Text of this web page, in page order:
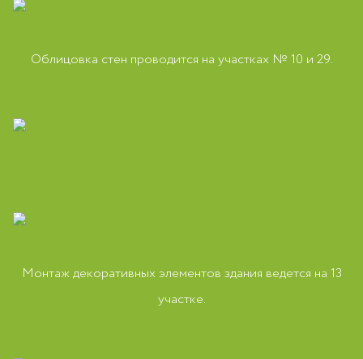
Облицовка стен проводится на участках № 10 и 29.
Монтаж декоративных элементов здания ведется на 13
участке.